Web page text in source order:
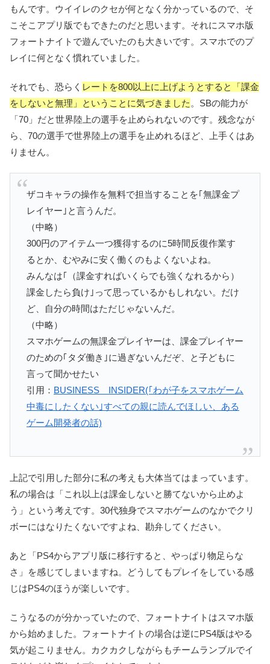
もんです。ウイイレのクセが何となく分かっているので、そ
こそこアプリ版でもできたのだと思います。それにスマホ版
フォートナイトで遊んでいたのも大きいです。スマホでのプ
レイに何となく慣れていました。
それでも、恐らく レートを800以上に上げようとすると「課金
をしないと無理」ということに気づきました 。SBの能力が
「70」だと世界陸上の選手を止められないのです。残念なが
ら、70の選手で世界陸上の選手を止めれるほど、上手くはあ
りません。
ザコキャラの操作を無料で担当することを｢無課金プ
レイヤー｣と言うんだ。
（中略）
300円のアイテム一つ獲得するのに5時間反復作業す
るとか、むやみに安く働くのもよくないよね。
みんなは｢（課金すればいくらでも強くなれるから）
課金したら負け｣って思っているかもしれない。だけ
ど、自分の時間はただじゃないんだ。
（中略）
スマホゲームの無課金プレイヤーは、課金プレイヤー
のための｢タダ働き｣に過ぎないんだぞ、と子どもに
言って聞かせたい
引用： BUSINESS INSIDER(｢わが子をスマホゲーム
中毒にしたくない｣すべての親に読んでほしい、ある
ゲーム開発者の話)
上記で引用した部分に私の考えも大体当てはまっています。
私の場合は「これ以上は課金しないと勝てないから止めよ
う」という考えです。30代独身でスマホゲームのなかでクリ
ボーにはなりたくないですよね、勘弁してください。
あと「PS4からアプリ版に移行すると、やっぱり物足らな
さ」を感じてしまいますね。どうしてもプレイをしている感
じはPS4のほうが楽しいです。
こうなるのが分かっていたので、フォートナイトはスマホ版
から始めました。フォートナイトの場合は逆にPS4版はやる
気が起こりません。カクカクしながらもチームランブルでイ